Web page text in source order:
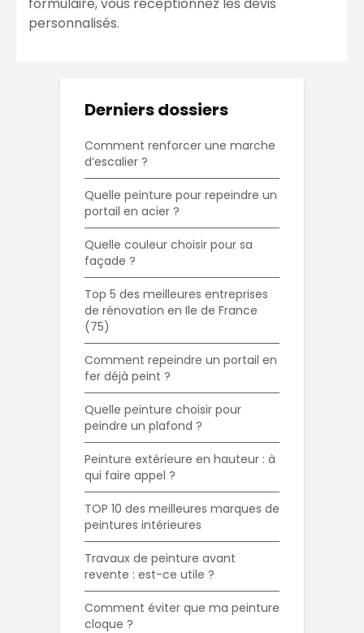
personnalisés.
Derniers dossiers
Comment renforcer une marche
d’escalier ?
Quelle peinture pour repeindre un
portail en acier ?
Quelle couleur choisir pour sa
façade ?
Top 5 des meilleures entreprises
de rénovation en Ile de France
(75)
Comment repeindre un portail en
fer déjà peint ?
Quelle peinture choisir pour
peindre un plafond ?
Peinture extérieure en hauteur : à
qui faire appel ?
TOP 10 des meilleures marques de
peintures intérieures
Travaux de peinture avant
revente : est-ce utile ?
Comment éviter que ma peinture
cloque ?